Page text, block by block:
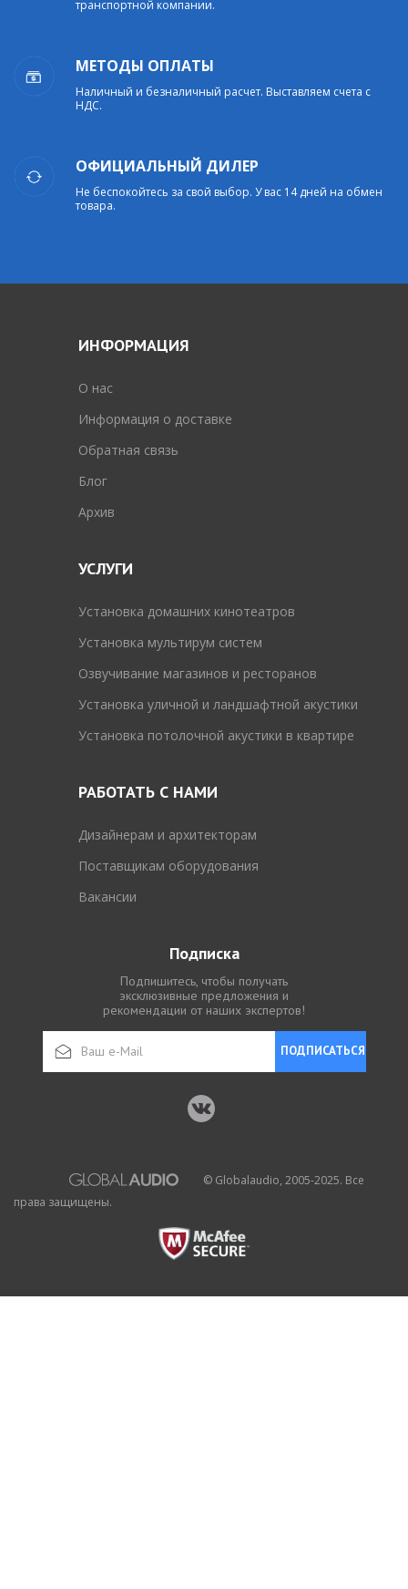
транспортной компании.
МЕТОДЫ ОПЛАТЫ
Наличный и безналичный расчет. Выставляем счета с
НДС.
ОФИЦИАЛЬНЫЙ ДИЛЕР
Не беспокойтесь за свой выбор. У вас 14 дней на обмен
товара.
ИНФОРМАЦИЯ
O нас
Информация о доставке
Обратная связь
Блог
Архив
УСЛУГИ
Установка домашних кинотеатров
Установка мультирум систем
Озвучивание магазинов и ресторанов
Установка уличной и ландшафтной акустики
Установка потолочной акустики в квартире
РАБОТАТЬ С НАМИ
Дизайнерам и архитекторам
Поставщикам оборудования
Вакансии
Подписка
Подпишитесь, чтобы получать
эксклюзивные предложения и
рекомендации от наших экспертов!
ПОДПИСАТЬСЯ
© Globalaudio, 2005-2025. Все
права защищены.